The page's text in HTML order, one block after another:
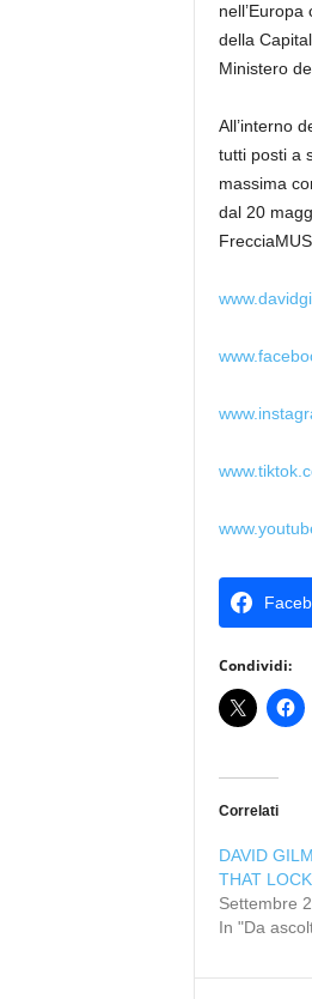
della
Ministero
All’interno
tutti posti a
massima
dal 20
Condividi:
Correlati
DAVID
THAT
Settembre
In "Da